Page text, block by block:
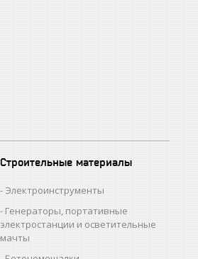
Строительные материалы
Электроинструменты
Генераторы, портативные
электростанции и осветительные
мачты